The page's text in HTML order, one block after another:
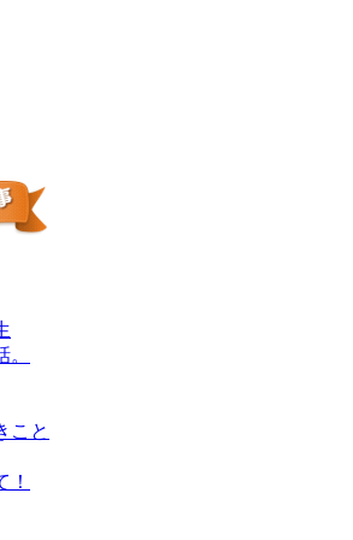
こと
！